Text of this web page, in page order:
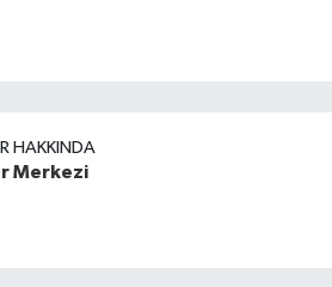
HAKKINDA
Merkezi